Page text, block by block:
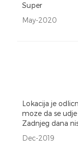
Super
May-2020
Lokacija je
moze da se
Zadnjeg dana
Dec-2019